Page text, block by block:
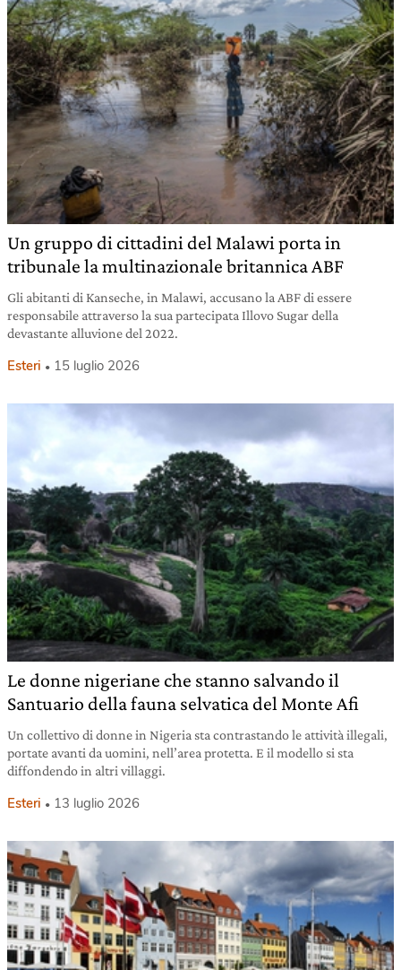
Un gruppo di cittadini del Malawi porta in
tribunale la multinazionale britannica ABF
Gli abitanti di Kanseche, in Malawi, accusano la ABF di essere
responsabile attraverso la sua partecipata Illovo Sugar della
devastante alluvione del 2022.
Esteri 15 luglio 2026
Le donne nigeriane che stanno salvando il
Santuario della fauna selvatica del Monte Afi
Un collettivo di donne in Nigeria sta contrastando le attività illegali,
portate avanti da uomini, nell’area protetta. E il modello si sta
diffondendo in altri villaggi.
Esteri 13 luglio 2026